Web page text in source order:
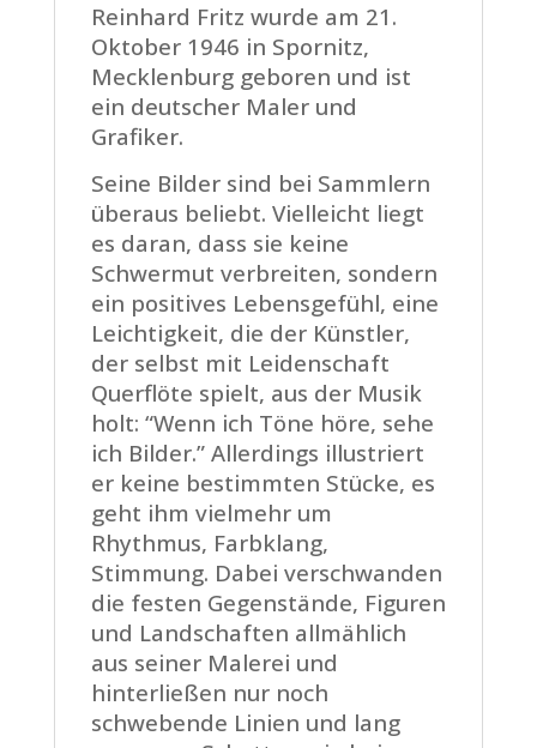
Reinhard Fritz wurde am 21.
Oktober 1946 in Spornitz,
Mecklenburg geboren und ist
ein deutscher Maler und
Grafiker.
Seine Bilder sind bei Sammlern
überaus beliebt. Vielleicht liegt
es daran, dass sie keine
Schwermut verbreiten, sondern
ein positives Lebensgefühl, eine
Leichtigkeit, die der Künstler,
der selbst mit Leidenschaft
Querflöte spielt, aus der Musik
holt: “Wenn ich Töne höre, sehe
ich Bilder.” Allerdings illustriert
er keine bestimmten Stücke, es
geht ihm vielmehr um
Rhythmus, Farbklang,
Stimmung. Dabei verschwanden
die festen Gegenstände, Figuren
und Landschaften allmählich
aus seiner Malerei und
hinterließen nur noch
schwebende Linien und lang